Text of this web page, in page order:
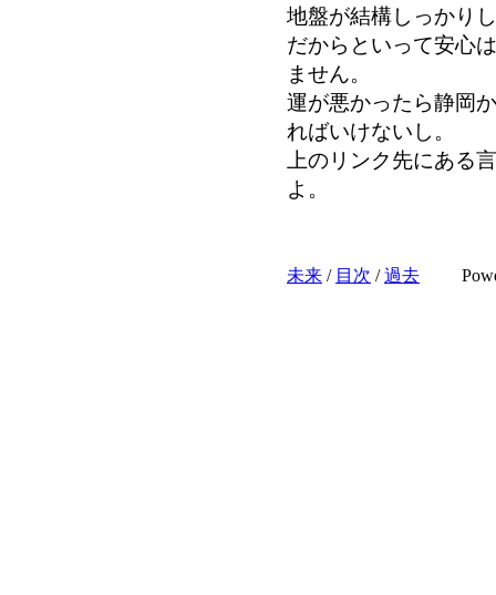
地盤が結構しっかり
だからといって安心
ません。
運が悪かったら静岡
ればいけないし。
上のリンク先にある
よ。
未来 / 目次 /過去